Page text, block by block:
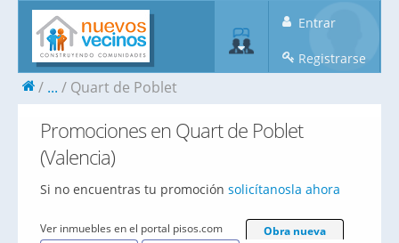
Entrar
Registrarse
... Quart de Poblet
Promociones en Quart de Poblet
(Valencia)
Si no encuentras tu promoción solicítanosla ahora
Ver inmuebles en el portal pisos.com
Obra nueva